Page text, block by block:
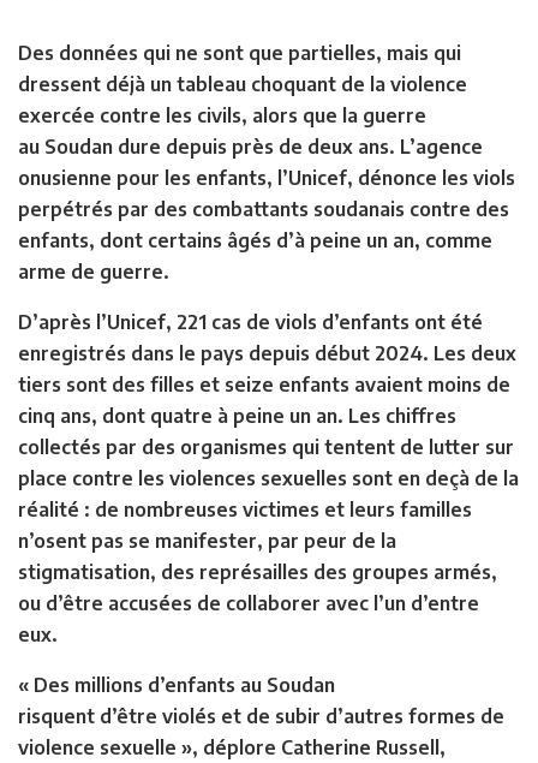
Des données qui ne sont que partielles, mais qui
dressent déjà un tableau choquant de la violence
exercée contre les civils, alors que la guerre
au Soudan dure depuis près de deux ans. L’agence
onusienne pour les enfants, l’Unicef, dénonce les viols
perpétrés par des combattants soudanais contre des
enfants, dont certains âgés d’à peine un an, comme
arme de guerre.
D’après l’Unicef, 221 cas de viols d’enfants ont été
enregistrés dans le pays depuis début 2024. Les deux
tiers sont des filles et seize enfants avaient moins de
cinq ans, dont quatre à peine un an. Les chiffres
collectés par des organismes qui tentent de lutter sur
place contre les violences sexuelles sont en deçà de la
réalité : de nombreuses victimes et leurs familles
n’osent pas se manifester, par peur de la
stigmatisation, des représailles des groupes armés,
ou d’être accusées de collaborer avec l’un d’entre
eux.
« Des millions d’enfants au Soudan
risquent d’être violés et de subir d’autres formes de
violence sexuelle », déplore Catherine Russell,